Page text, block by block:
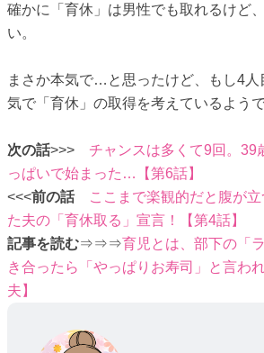
確かに「育休」は男性でも取れるけど
い。
まさか本気で…と思ったけど、もし4人
気で「育休」の取得を考えているようで
次の話>>> チャンスは多くて9回。39
っぱいで始まった…【第6話】
<<<前の話
ここまで楽観的だと腹が
た夫の「育休取る」宣言！【第4話】
記事を読む⇒⇒⇒育児とは、部下の「
き合ったら「やっぱりお寿司」と言わ
夫】